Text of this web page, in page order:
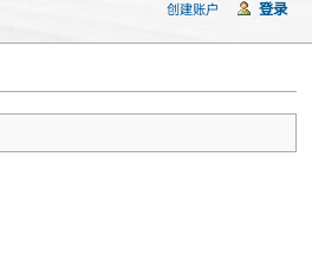
创建账户 登录